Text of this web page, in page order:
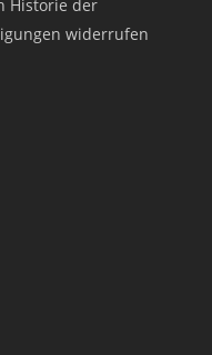
Historie der
widerrufen